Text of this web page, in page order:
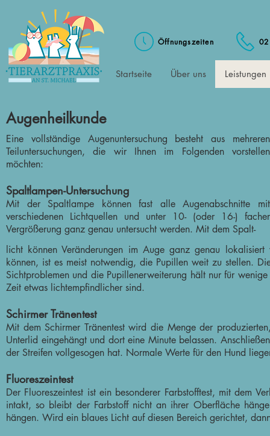
Öffnungszeiten
Startseite Über uns Leistungen
Augenheilkunde
Eine vollständige Augenuntersuchung besteht aus mehreren
Teiluntersuchungen, die wir Ihnen im Folgenden vorstellen
möchten:
Spaltlampen-Untersuchung
Mit der Spaltlampe können fast alle Augenabschnitte mit
verschiedenen Lichtquellen und unter 10- (oder 16-) facher
Vergrößerung ganz genau untersucht werden. Mit dem Spalt-
licht können Veränderungen im Auge ganz genau
können, ist es meist notwendig, die Pupillen weit zu stellen.
Sichtproblemen und die Pupillenerweiterung hält nur für
Zeit etwas lichtempfindlicher sind.
Schirmer Tränentest
Mit dem Schirmer Tränentest wird die Menge der
Unterlid eingehängt und dort eine Minute belassen.
der Streifen vollgesogen hat. Normale Werte für den Hund
Fluoreszeintest
Der Fluoreszeintest ist ein besonderer Farbstofftest, mit dem
intakt, so bleibt der Farbstoff nicht an ihrer Oberfläche
hängen. Wird ein blaues Licht auf diesen Bereich gerichtet,